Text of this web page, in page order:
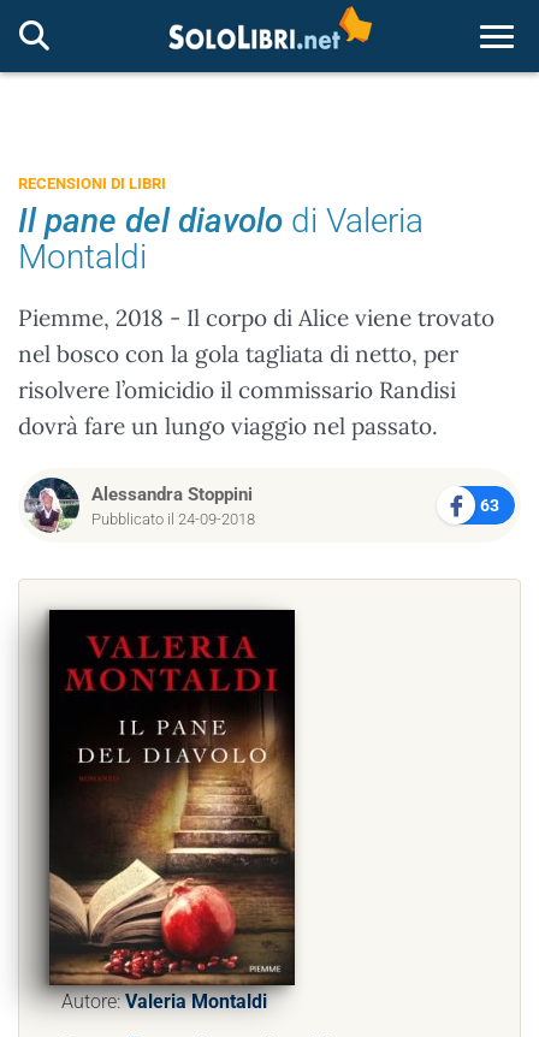
RECENSIONI DI LIBRI
Il pane del diavolo di Valeria
Montaldi
Piemme, 2018 - Il corpo di Alice viene trovato
nel bosco con la gola tagliata di netto, per
risolvere l’omicidio il commissario Randisi
dovrà fare un lungo viaggio nel passato.
Alessandra Stoppini
Pubblicato il 24-09-2018
63
Autore:Valeria Montaldi